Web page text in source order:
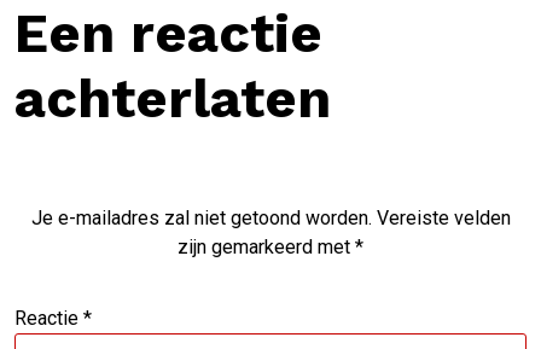
Een reactie
achterlaten
Je e-mailadres zal niet getoond worden. Vereiste velden
zijn gemarkeerd met *
Reactie *